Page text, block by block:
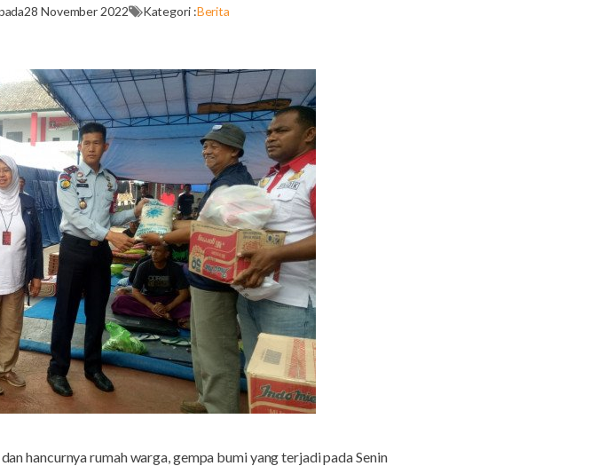
28 November 2022 Kategori :Berita
hancurnya rumah warga, gempa bumi yang terjadi pada Senin